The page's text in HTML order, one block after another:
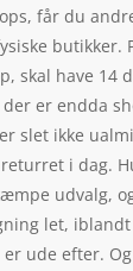
får du
butikker.
skal have 14
er endda
slet ikke
i dag.
udvalg,
let,
ude efter.